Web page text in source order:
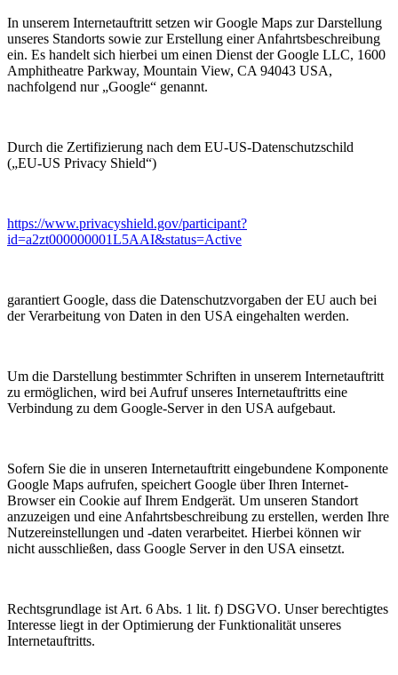
In unserem Internetauftritt setzen wir Google Maps zur Darstellung
unseres Standorts sowie zur Erstellung einer Anfahrtsbeschreibung
ein. Es handelt sich hierbei um einen Dienst der Google LLC, 1600
Amphitheatre Parkway, Mountain View, CA 94043 USA,
nachfolgend nur „Google“ genannt.
Durch die Zertifizierung nach dem EU-US-Datenschutzschild
(„EU-US Privacy Shield“)
https://www.privacyshield.gov/participant?
id=a2zt000000001L5AAI&status=Active
garantiert Google, dass die Datenschutzvorgaben der EU auch bei
der Verarbeitung von Daten in den USA eingehalten werden.
Um die Darstellung bestimmter Schriften in unserem Internetauftritt
zu ermöglichen, wird bei Aufruf unseres Internetauftritts eine
Verbindung zu dem Google-Server in den USA aufgebaut.
Sofern Sie die in unseren Internetauftritt eingebundene Komponente
Google Maps aufrufen, speichert Google über Ihren Internet-
Browser ein Cookie auf Ihrem Endgerät. Um unseren Standort
anzuzeigen und eine Anfahrtsbeschreibung zu erstellen, werden Ihre
Nutzereinstellungen und -daten verarbeitet. Hierbei können wir
nicht ausschließen, dass Google Server in den USA einsetzt.
Rechtsgrundlage ist Art. 6 Abs. 1 lit. f) DSGVO. Unser berechtigtes
Interesse liegt in der Optimierung der Funktionalität unseres
Internetauftritts.